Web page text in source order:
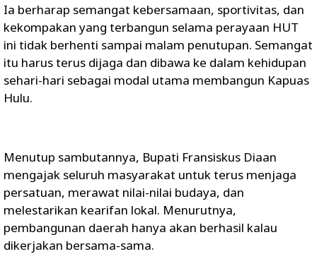
Ia berharap semangat kebersamaan, sportivitas, dan
kekompakan yang terbangun selama perayaan HUT
ini tidak berhenti sampai malam penutupan. Semangat
itu harus terus dijaga dan dibawa ke dalam kehidupan
sehari-hari sebagai modal utama membangun Kapuas
Hulu.
Menutup sambutannya, Bupati Fransiskus Diaan
mengajak seluruh masyarakat untuk terus menjaga
persatuan, merawat nilai-nilai budaya, dan
melestarikan kearifan lokal. Menurutnya,
pembangunan daerah hanya akan berhasil kalau
dikerjakan bersama-sama.